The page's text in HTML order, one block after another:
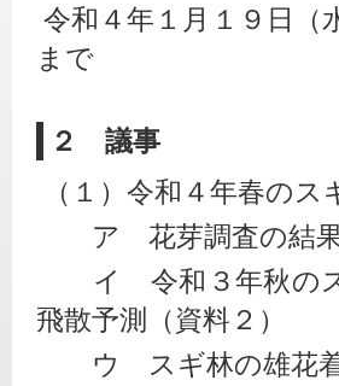
令和４年１月１９日（
まで
２ 議事
（１）令和４年春の
ア　花芽調査の結果
イ　令和３年秋のス
飛散予測（資料２）
ウ　スギ林の雄花着